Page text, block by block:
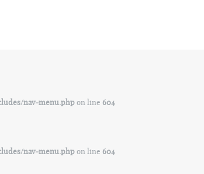
nav-menu.phpon line 604
nav-menu.phpon line 604